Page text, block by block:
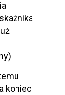
koniec